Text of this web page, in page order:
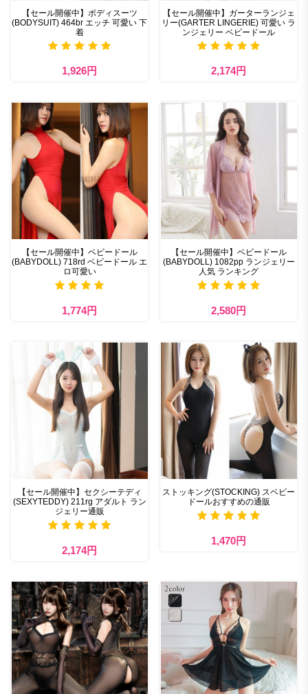
【セール開催中】ボディスーツ
(BODYSUIT) 464br エッチ 可愛い 下
着
1,926円
【セール開催中】ガーターランジェ
リー(GARTER LINGERIE) 可愛い ラ
ンジェリー ベビードール
2,174円
【セール開催中】ベビードール
(BABYDOLL) 718rd ベビードール エ
ロ可愛い
1,774円
【セール開催中】ベビードール
(BABYDOLL) 1082pp ランジェリー
人気 ランキング
2,580円
【セール開催中】セクシーテディ
(SEXYTEDDY) 211rg アダルト ラン
ジェリー通販
2,174円
ストッキング(STOCKING) スベビー
ドールおすすめの通販
1,470円